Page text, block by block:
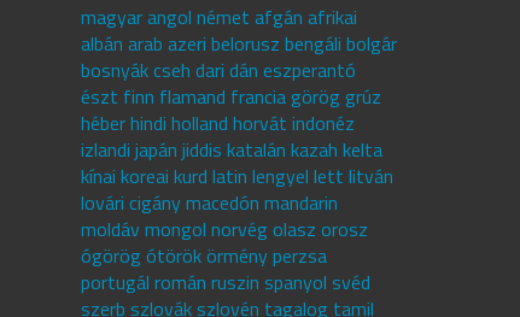
magyar angol német afgán afrikai
albán arab azeri belorusz bengáli bolgár
bosnyák cseh dari dán eszperantó
észt finn flamand francia görög grúz
héber hindi holland horvát indonéz
izlandi japán jiddis katalán kazah kelta
kínai koreai kurd latin lengyel lett litván
lovári cigány macedón mandarin
moldáv mongol norvég olasz orosz
ógörög ótörök örmény perzsa
portugál román ruszin spanyol svéd
szerb szlovák szlovén tagalog tamil